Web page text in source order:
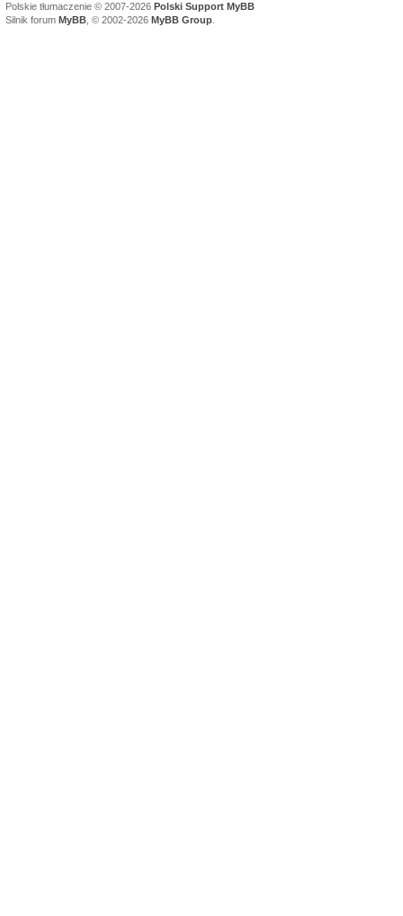
Polskie tłumaczenie © 2007-2026 Polski Support MyBB
Silnik forum MyBB , © 2002-2026 MyBB Group